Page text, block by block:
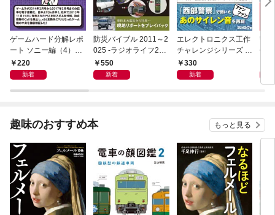
ゲームハード分解レポ
ート ソニー編（4）PS
4 －ゲームラボアーカ
イブス－
220
新着
防災バイブル 2011～2
025 -ラジオライフ202
6年４月号特別付録
《電子版》-
550
新着
エレクトロニクス工作
チャレンジシリーズ C
LASSICS 2001
330
新着
警
作
ス］
趣味のおすすめ本 もっと見る